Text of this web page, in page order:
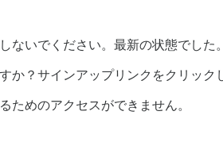
いでください。最新の状態でした
か？サインアップリンクをクリッ
ためのアクセスができません。